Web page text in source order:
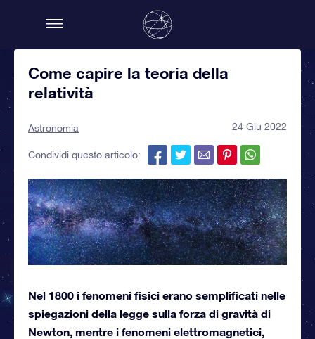
Come capire la teoria della
relatività
Astronomia 24 Giu 2022
Condividi questo articolo:
Nel 1800 i fenomeni fisici erano semplificati nelle
spiegazioni della legge sulla forza di gravità di
Newton, mentre i fenomeni elettromagnetici,